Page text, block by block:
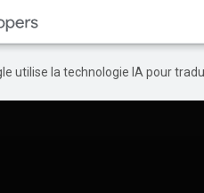
utilise la technologie IA pour